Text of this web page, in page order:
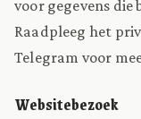
voor gegevens die
Raadpleeg het
Telegram voor
Websitebezoek